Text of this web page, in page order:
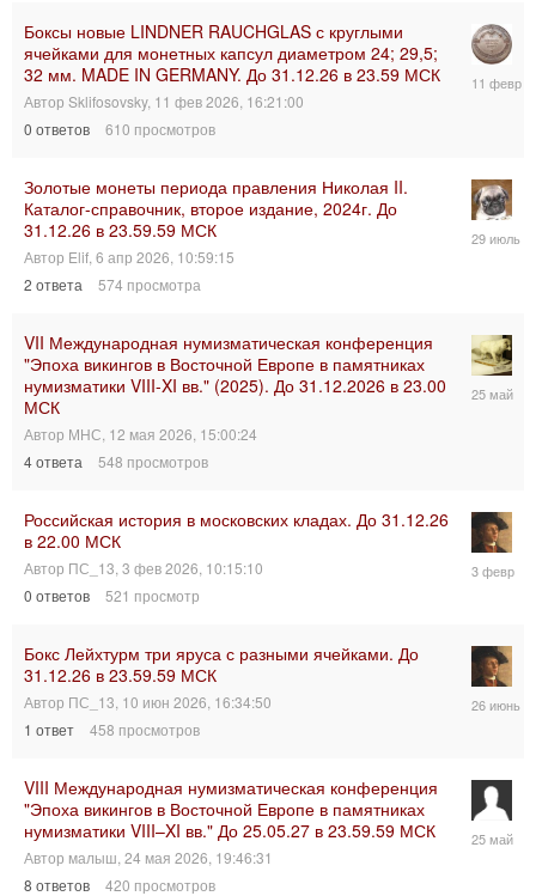
Боксы новые LINDNER RAUCHGLAS с круглыми
ячейками для монетных капсул диаметром 24; 29,5;
32 мм. MADE IN GERMANY. До 31.12.26 в 23.59 МСК
Автор Sklifosovsky, 11 фев 2026, 16:21:00
0 ответов 610 просмотров
11
фев
Золотые монеты периода правления Николая II.
Каталог-справочник, второе издание, 2024г. До
31.12.26 в 23.59.59 МСК
Автор Elif 6 апр 2026, 10:59:15
2 ответа 574 просмотра
29
VII Международная нумизматическая конференция
"Эпоха викингов в Восточной Европе в памятниках
нумизматики VIII-XI вв." (2025). До 31.12.2026 в 23.00
МСК
Автор МНС 12 мая 2026, 15:00:24
4ответа 548 просмотров
25
Российская история в московских кладах. До 31.12.26
в 22.00 МСК
Автор ПС_13 3 фев 2026, 10:15:10
0 ответов 521 просмотр
3
фев
Бокс Лейхтурм три яруса с разными ячейками. До
31.12.26 в 23.59.59 МСК
Автор ПС_13 10 июн 2026, 16:34:50
1 ответ 458 просмотров
26
VIII Международная нумизматическая конференция
"Эпоха викингов в Восточной Европе в памятниках
нумизматики VIII–XI вв." До 25.05.27 в 23.59.59 МСК
Автор малыш 24 мая 2026, 19:46:31
8 ответов 420 просмотров
25